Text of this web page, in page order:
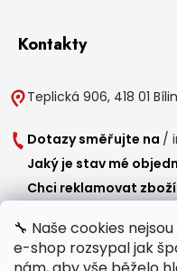
🔧 Naše cookies
e-shop rozsypal jak
Kontakty
Teplická 906, 418 01
Dotazy směřujte na /
Jaký je stav mé
Chci reklamovat zboží
Provozní doba